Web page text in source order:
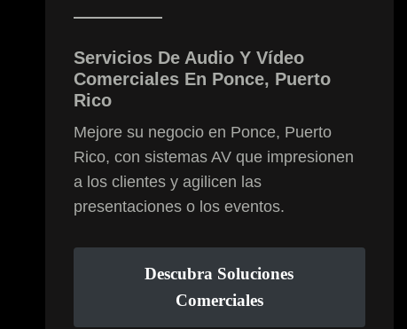
Servicios De Audio Y Vídeo
Comerciales En Ponce, Puerto
Rico
Mejore su negocio en Ponce, Puerto
Rico, con sistemas AV que impresionen
a los clientes y agilicen las
presentaciones o los eventos.
Descubra Soluciones
Comerciales